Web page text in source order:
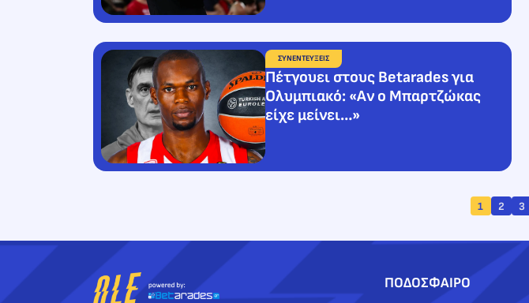
ΣΥΝΕΝΤΕΥΞΕΙΣ
Πέτγουει στους Betarades για
Ολυμπιακό: «Αν ο Μπαρτζώκας
είχε μείνει…»
1 2 3
ΠΟΔΟΣΦΑΙΡΟ